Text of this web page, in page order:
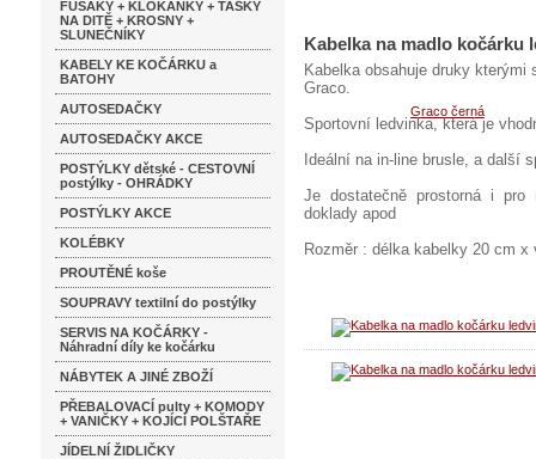
FUSAKY + KLOKANKY + TAŠKY
NA DITĚ + KROSNY +
SLUNEČNÍKY
KABELY KE KOČÁRKU a
BATOHY
AUTOSEDAČKY
AUTOSEDAČKY AKCE
POSTÝLKY dětské - CESTOVNÍ
postýlky - OHRÁDKY
POSTÝLKY AKCE
KOLÉBKY
PROUTĚNÉ koše
SOUPRAVY textilní do postýlky
SERVIS NA KOČÁRKY -
Náhradní díly ke kočárku
NÁBYTEK A JINÉ ZBOŽÍ
PŘEBALOVACÍ pulty + KOMODY
+ VANIČKY + KOJÍCÍ POLŠTAŘE
JÍDELNÍ ŽIDLIČKY
Kabelka na madlo kočárku
Kabelka obsahuje druky
Graco.
Sportovní ledvinka, která je
Ideální na in-line brusle, a další
Je dostatečně prostorná i
doklady apod
Rozměr : délka kabelky 20 cm x